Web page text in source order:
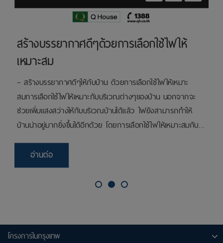
โครงการในกรุงเทพ